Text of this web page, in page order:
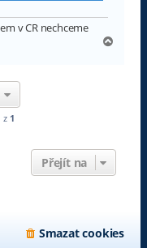
v CR nechceme
z 1
Přejít na
Smazat cookies